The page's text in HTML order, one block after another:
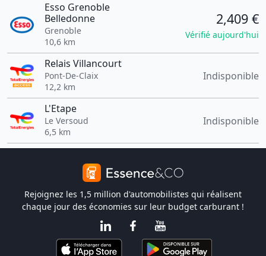
Esso Grenoble
Belledonne
Grenoble
10,6 km
2,409 €
Vérifié aujourd'hui
Relais Villancourt
Pont-De-Claix
12,2 km
Indisponible
L'Etape
Le Versoud
6,5 km
Indisponible
Rejoignez les 1,5 million d'automobilistes qui réalisent
chaque jour des économies sur leur budget carburant !